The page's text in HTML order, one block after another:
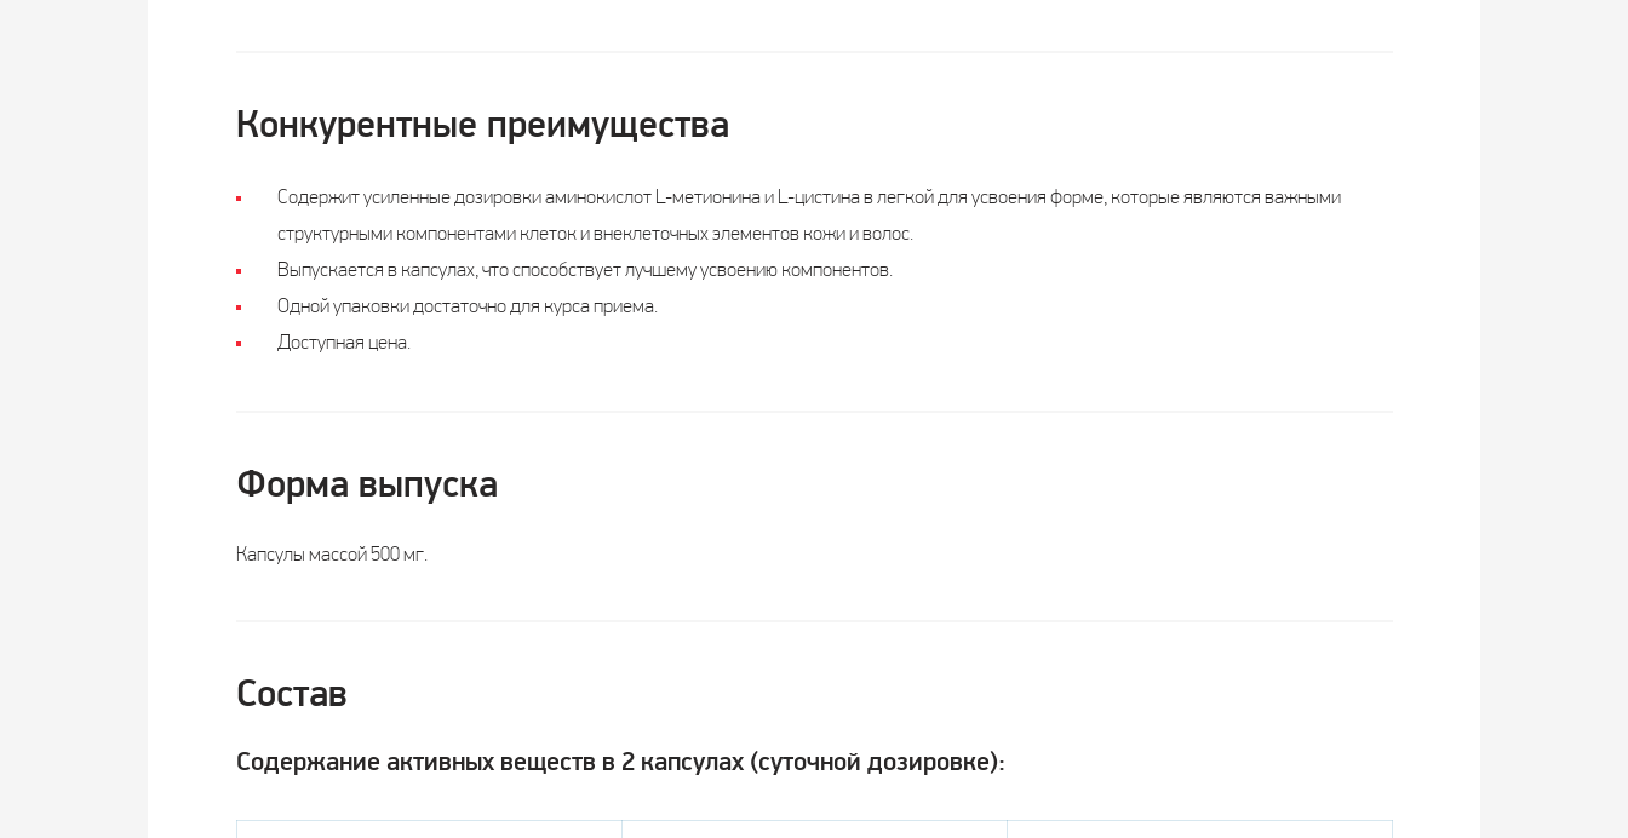
Конкурентные преимущества
Содержит усиленные дозировки аминокислот L-метионина и L-цистина в легкой для усвоения форме, которые являются важными
структурными компонентами клеток и внеклеточных элементов кожи и волос.
Выпускается в капсулах, что способствует лучшему усвоению компонентов.
Одной упаковки достаточно для курса приема.
Доступная цена.
Форма выпуска
Капсулы массой 500 мг.
Состав
Содержание активных веществ в 2 капсулах (суточной дозировке):